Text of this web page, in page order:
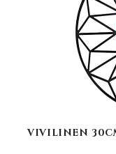
VIVILINEN